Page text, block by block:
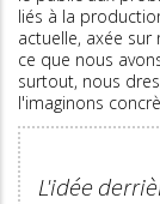
liés à la
actuelle, axée sur
ce que nous
surtout, nous
l'imaginons
L'idée